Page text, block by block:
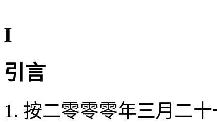
I
引言
1. 按二零零零年三月二